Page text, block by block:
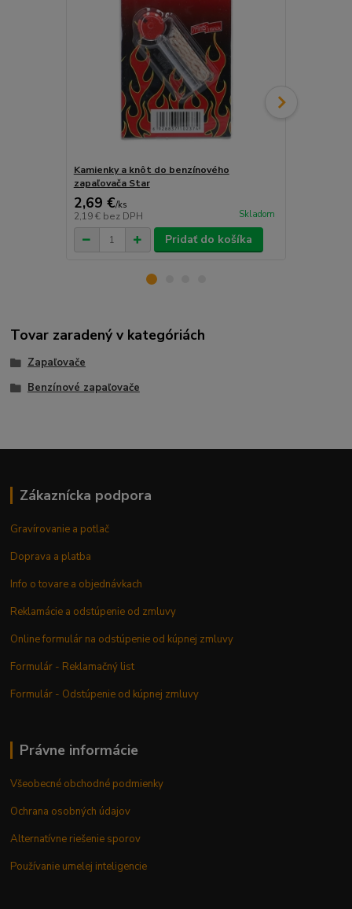
Kamienky a knôt do benzínového
zapaľovača Star
2,69 €/ks
2,19 € bez DPH Skladom
Pridať do košíka
Tovar zaradený v kategóriách
Zapaľovače
Benzínové zapaľovače
Zákaznícka podpora
Gravírovanie a potlač
Doprava a platba
Info o tovare a objednávkach
Reklamácie a odstúpenie od zmluvy
Online formulár na odstúpenie od kúpnej zmluvy
Formulár - Reklamačný list
Formulár - Odstúpenie od kúpnej zmluvy
Právne informácie
Všeobecné obchodné podmienky
Ochrana osobných údajov
Alternatívne riešenie sporov
Používanie umelej inteligencie